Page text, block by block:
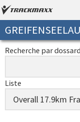
Recherche par
Liste